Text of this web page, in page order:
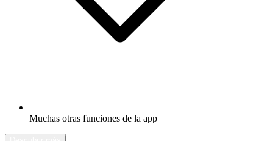
Muchas otras funciones de la app